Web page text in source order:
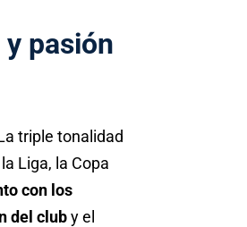
pasión
triple tonalidad
Liga, la Copa
con los
del cluby el